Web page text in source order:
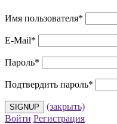
Имя пользователя*
E-Mail*
Пароль*
Подтвердить пароль*
(закрыть)
Войти Регистрация